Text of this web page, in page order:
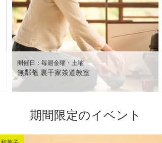
開催日：毎週金曜・土曜
無鄰菴 裏千家茶道教室
期間限定のイベント